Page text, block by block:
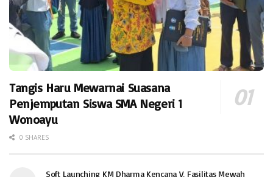
Tangis Haru Mewarnai Suasana
Penjemputan Siswa SMA Negeri 1
Wonoayu
0 SHARES
Soft Launching KM Dharma Kencana V, Fasilitas Mewah